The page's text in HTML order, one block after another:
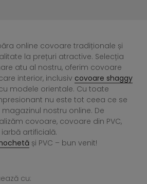
online covoare tradiționale și
la prețuri atractive. Selecția
atu al nostru, oferim covoare
interior, inclusiv covoare shaggy
modele orientale. Cu toate
nu este tot ceea ce se
nostru online. De
covoare, covoare din PVC,
artificială.
și PVC – bun venit!
cu: